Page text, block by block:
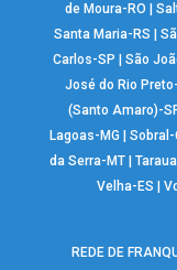
de Moura-RO
|
Santa Maria-RS
Carlos-SP
São
José do Rio
(Santo Amaro)-
Lagoas-MG
|Sobral-
da Serra-MT|
Velha-ES
REDE DE